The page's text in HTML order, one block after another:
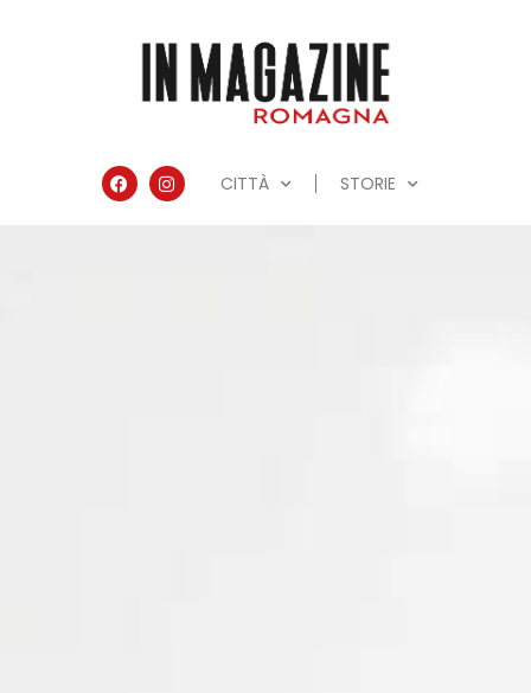
CITTÀ STORIE